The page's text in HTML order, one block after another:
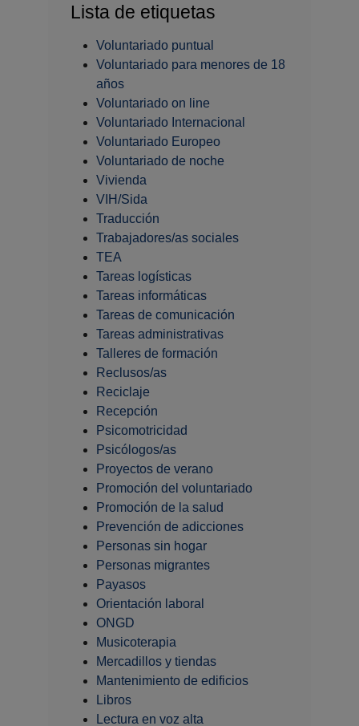
Lista de etiquetas
Voluntariado puntual
Voluntariado para menores de 18
años
Voluntariado on line
Voluntariado Internacional
Voluntariado Europeo
Voluntariado de noche
Vivienda
VIH/Sida
Traducción
Trabajadores/as sociales
TEA
Tareas logísticas
Tareas informáticas
Tareas de comunicación
Tareas administrativas
Talleres de formación
Reclusos/as
Reciclaje
Recepción
Psicomotricidad
Psicólogos/as
Proyectos de verano
Promoción del voluntariado
Promoción de la salud
Prevención de adicciones
Personas sin hogar
Personas migrantes
Payasos
Orientación laboral
ONGD
Musicoterapia
Mercadillos y tiendas
Mantenimiento de edificios
Libros
Lectura en voz alta